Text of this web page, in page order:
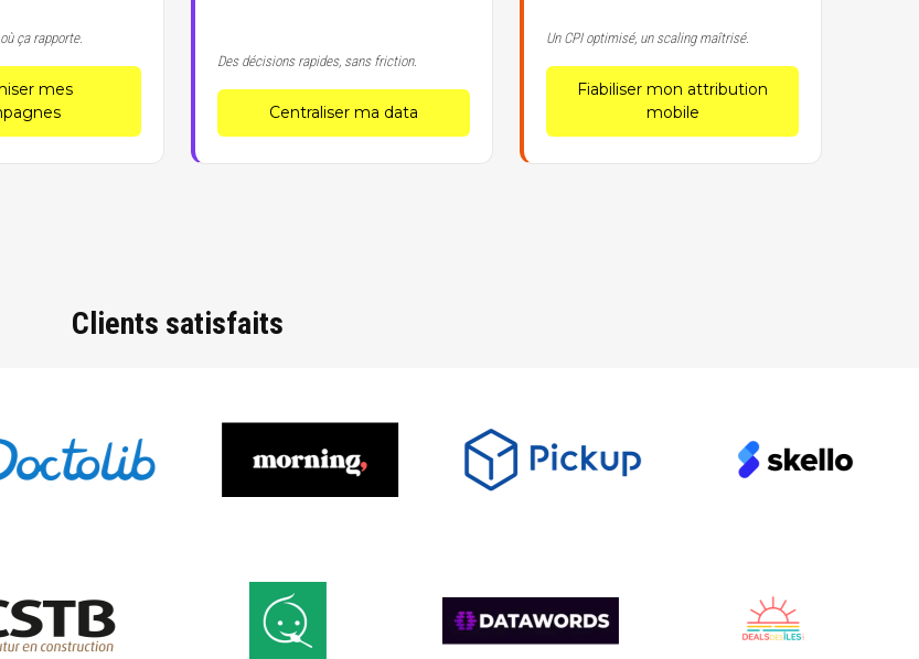
ça rapporte.
mes
Des décisions rapides, sans friction.
Centraliser ma data
Un CPI optimisé, un scaling maîtrisé.
Fiabiliser mon attribution
mobile
Clients satisfaits